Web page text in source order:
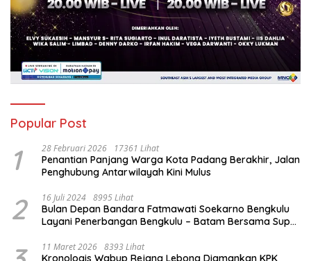
Popular Post
1 28 Februari 2026 17361 Lihat
Penantian Panjang Warga Kota Padang Berakhir, Jalan
Penghubung Antarwilayah Kini Mulus
2 16 Juli 2024 8995 Lihat
Bulan Depan Bandara Fatmawati Soekarno Bengkulu
Layani Penerbangan Bengkulu – Batam Bersama Super
11 Maret 2026 8393 Lihat
Kronologis Wabup Rejang Lebong Diamankan KPK